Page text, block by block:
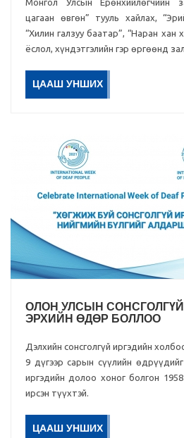
Монгол Улсын Ерөнхийлөгчийн
цагаан өвгөн” тууль хайлах,
“Хилин галзуу баатар”, “Наран хан
ёслол, хүндэтгэлийн гэр өргөөнд
ЦААШ УНШИХ
ОЛОН УЛСЫН
ЭРХИЙН ӨДӨР БОЛЛОО
Дэлхийн сонсголгүй иргэдийн
9 дүгээр сарын сүүлийн
иргэдийн долоо хоног болгон
ирсэн түүхтэй.
ЦААШ УНШИХ